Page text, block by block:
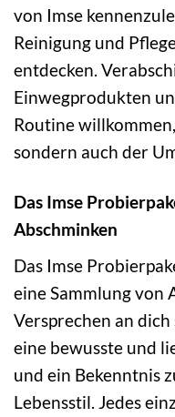
von Imse
Reinigung und
entdecken.
Einwegprodukten
Routine
sondern auch der
Das Imse
Abschminken
Das Imse
eine Sammlung von
Versprechen an
eine bewusste und
und ein Bekenntnis
Lebensstil. Jedes